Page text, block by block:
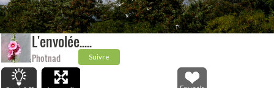
L'envolée.....
Photnad Suivre